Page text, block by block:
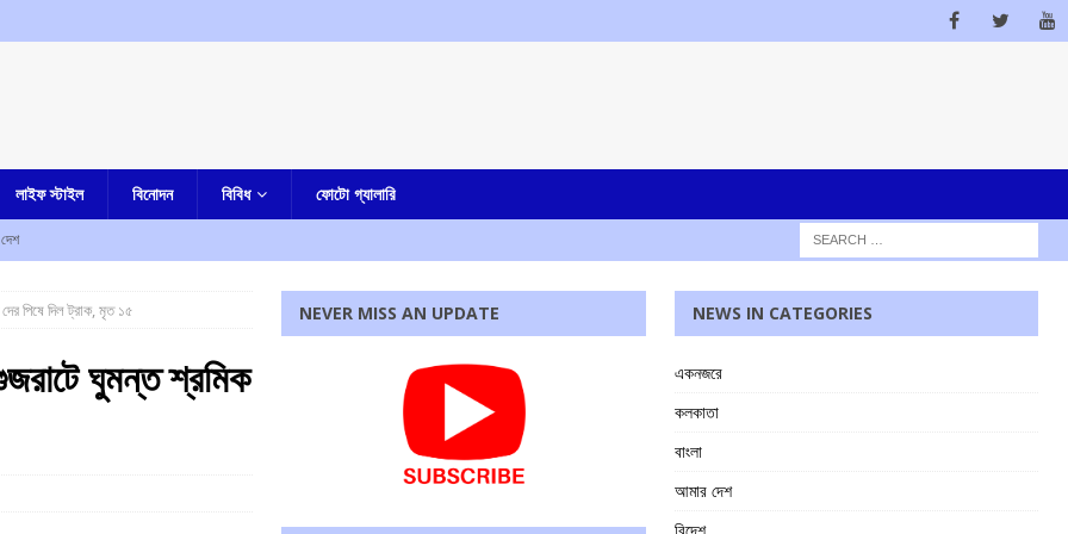
লাইফ স্টাইল বিনোদন বিবিধ ফোটো গ্যালারি
হীরে সহ ধৃত এক
কলকাতা
আহবান মুখ্যমন্ত্রীর
আমার বাংলা
কাকলি ঘোষদস্তিদারের সঙ্গে একান্তে কথা সাংসদ রাজীব কুমারের
পিষে দিল ট্রাক, মৃত ১৫
ঘুমন্ত শ্রমিক
NEVER MISS AN UPDATE NEWS IN CATEGORIES
একনজরে
কলকাতা
বাংলা
আমার দেশ